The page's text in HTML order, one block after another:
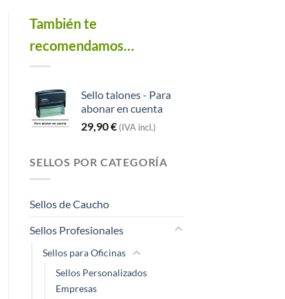
También te
recomendamos…
Sello talones - Para
abonar en cuenta
29,90€ (IVA incl.)
SELLOS POR CATEGORÍA
Sellos de Caucho
Sellos Profesionales
Sellos para Oficinas
Sellos Personalizados
Empresas